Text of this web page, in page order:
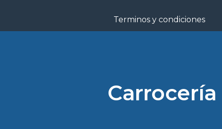
Terminos y condiciones
Carrocería